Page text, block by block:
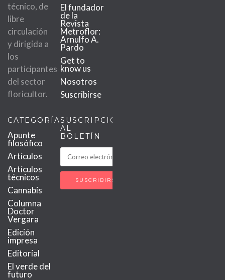
técnico, de
libre
circulación
y dirigida a
los
participantes
del sector
floricultor.
El fundador
de la
Revista
Metroflor:
Arnulfo A.
Pardo
Get to
know us
Nosotros
Suscribirse
CATEGORÍAS
Apunte
filosófico
Artículos
Artículos
técnicos
Cannabis
Columna
Doctor
Vergara
Edición
impresa
Editorial
El verde del
futuro
SUSCRIPCIÓN
AL
BOLETÍN